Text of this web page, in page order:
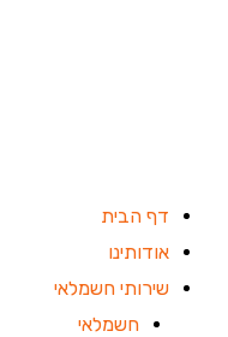
דף הבית
אודותינו
שירותי חשמלאי
חשמלאי